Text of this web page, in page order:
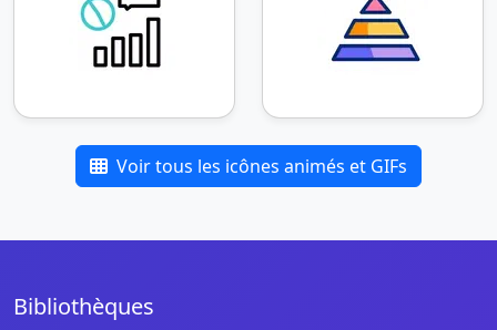
Voir tous les icônes animés et GIFs
Bibliothèques